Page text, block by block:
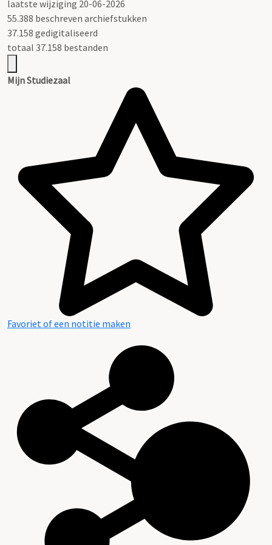
laatste wijziging 20-06-2026
55.388 beschreven archiefstukken
37.158 gedigitaliseerd
totaal 37.158 bestanden
Mijn Studiezaal
Favoriet of een notitie maken